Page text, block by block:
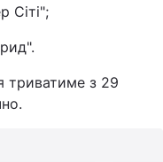
Сіті";
триватиме з 29